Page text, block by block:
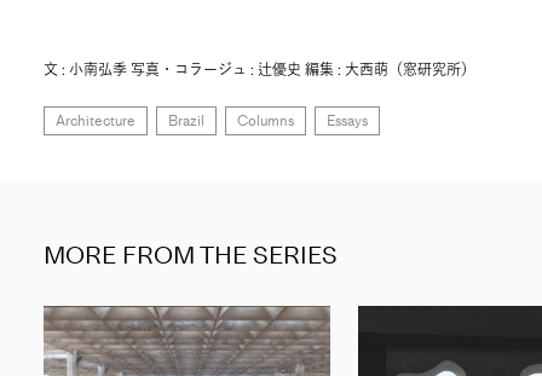
文 : 小南弘季 写真・コラージュ : 辻優史 編集 : 大西萌（窓研究所）
Architecture Brazil Columns Essays
MORE FROM THE SERIES